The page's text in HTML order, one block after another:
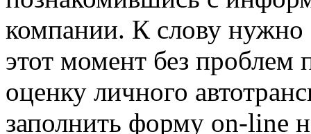
компании. К слову нужно
этот момент без проблем
оценку личного
заполнить форму on-line